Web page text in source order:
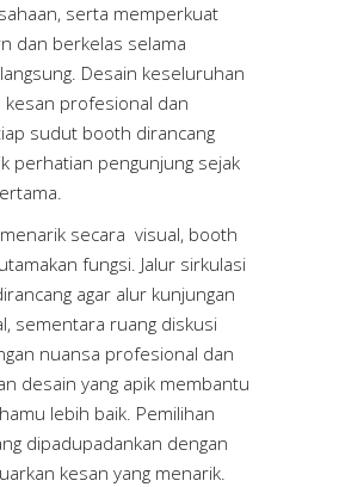
serta memperkuat
dan berkelas selama
Desain keseluruhan
kesan profesional dan
sudut booth dirancang
perhatian pengunjung sejak
secara visual, booth
fungsi. Jalur sirkulasi
agar alur kunjungan
sementara ruang diskusi
nuansa profesional dan
desain yang apik membantu
lebih baik. Pemilihan
dipadupadankan dengan
kesan yang menarik.